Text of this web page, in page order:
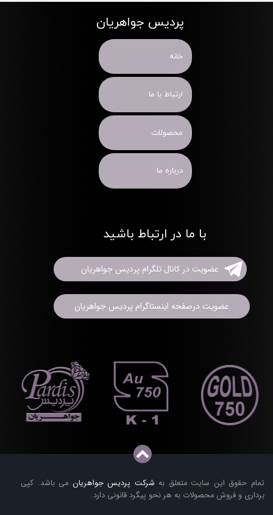
تمام حقوق این سایت متعلق به شرکت پردیس جواهریان می باشد. کپی
برداری و فروش محصولات به هر نحو پیگرد قانونی دارد.
پردیس جواهریان
خانه
ارتباط با ما
محصولات
درباره ما
با ما در ارتباط باشید
عضویت در کانال تلگرام پردیس جواهریان
عضویت درصفحه اینستاگرام پردیس جواهریان